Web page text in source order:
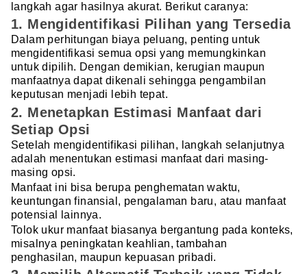
langkah agar hasilnya akurat. Berikut caranya:
1. Mengidentifikasi Pilihan yang Tersedia
Dalam perhitungan biaya peluang, penting untuk
mengidentifikasi semua opsi yang memungkinkan
untuk dipilih. Dengan demikian, kerugian maupun
manfaatnya dapat dikenali sehingga pengambilan
keputusan menjadi lebih tepat.
2. Menetapkan Estimasi Manfaat dari
Setiap Opsi
Setelah mengidentifikasi pilihan, langkah selanjutnya
adalah menentukan estimasi manfaat dari masing-
masing opsi.
Manfaat ini bisa berupa penghematan waktu,
keuntungan finansial, pengalaman baru, atau manfaat
potensial lainnya.
Tolok ukur manfaat biasanya bergantung pada konteks,
misalnya peningkatan keahlian, tambahan
penghasilan, maupun kepuasan pribadi.